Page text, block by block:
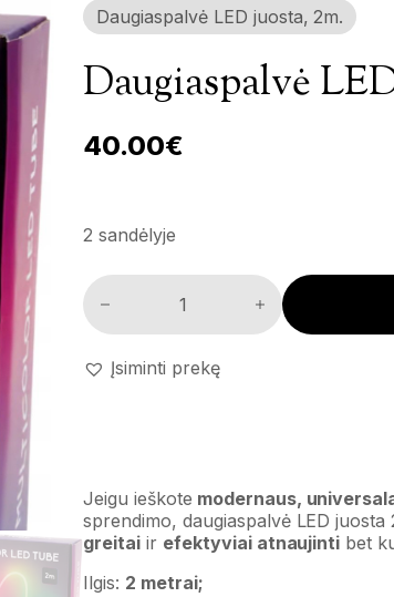
Daugiaspalvė LED juosta, 2m.
Daugiaspalvė
40.00€
2 sandėlyje
Daugiaspalvė LED juosta, 2m. kiekis
Įsiminti prekę
Jeigu ieškote modernaus,
sprendimo, daugiaspalvė LED
greitaiir efektyviai atnaujinti bet
Ilgis: 2 metrai;